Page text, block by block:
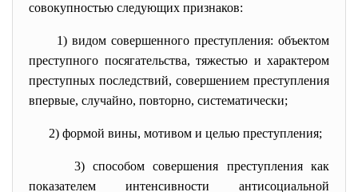
совокупностью следующих признаков:
1) видом совершенного преступления: объектом
преступного посягательства, тяжестью и характером
преступных последствий, совершением преступления
впервые, случайно, повторно, систематически;
2) формой вины, мотивом и целью преступления;
3)способом совершения преступлениякак
показателем интенсивности антисоциальной